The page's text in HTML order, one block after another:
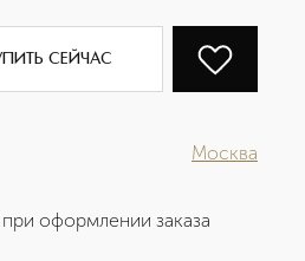
СЕЙЧАС
Москва
оформлении заказа